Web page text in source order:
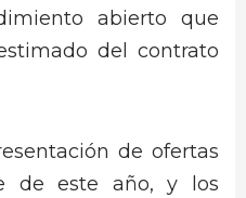
abierto que
del contrato
de ofertas
de este año, y los